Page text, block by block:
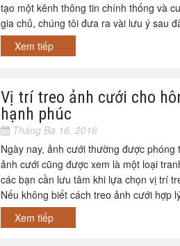
tạo một kênh thông tin chính thống và
gia chủ, chúng tôi đưa ra vài lưu ý sau
Xem tiếp
Vị trí treo ảnh cưới cho
hạnh phúc
Tháng Ba 16, 2016
Ngày nay, ảnh cưới thường được
ảnh cưới cũng được xem là một loại
các bạn cần lưu tâm khi lựa chọn vị trí
Nếu không biết cách treo ảnh cưới hợp
Xem tiếp